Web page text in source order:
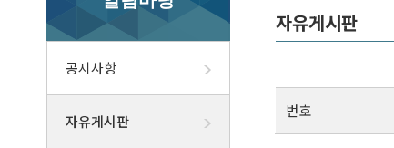
공지사항
자유게시판
자유게시판
번호